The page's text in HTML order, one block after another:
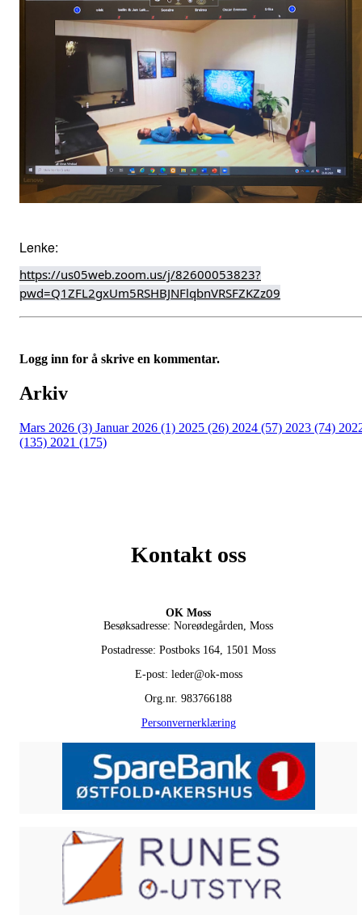
Lenke:
https://us05web.zoom.us/j/82600053823?
pwd=Q1ZFL2gxUm5RSHBJNFlqbnVRSFZKZz09
Logg inn for å skrive en kommentar.
Arkiv
Mars 2026 (3) Januar 2026 (1) 2025 (26) 2024 (57) 2023 (74)
(135) 2021 (175)
Kontakt oss
OK Moss
Besøksadresse: Noreødegården, Moss
Postadresse: Postboks 164, 1501 Moss
E-post: leder@ok-moss
Org.nr. 983766188
Personvernerklæring